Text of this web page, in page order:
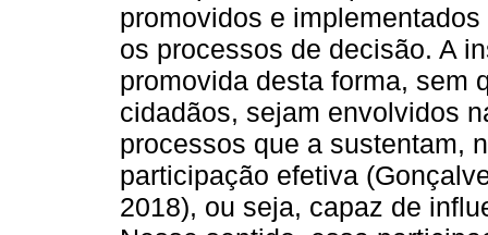
promovidos e
os processos de decisão. A
promovida desta forma, sem
cidadãos, sejam envolvidos
processos que a sustentam,
participação efetiva
2018), ou seja, capaz de